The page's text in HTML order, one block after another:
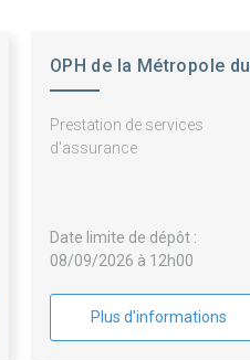
OPH de la Métropole du
Prestation de services
d'assurance
Date limite de dépôt :
08/09/2026 à 12h00
Plus d'informations